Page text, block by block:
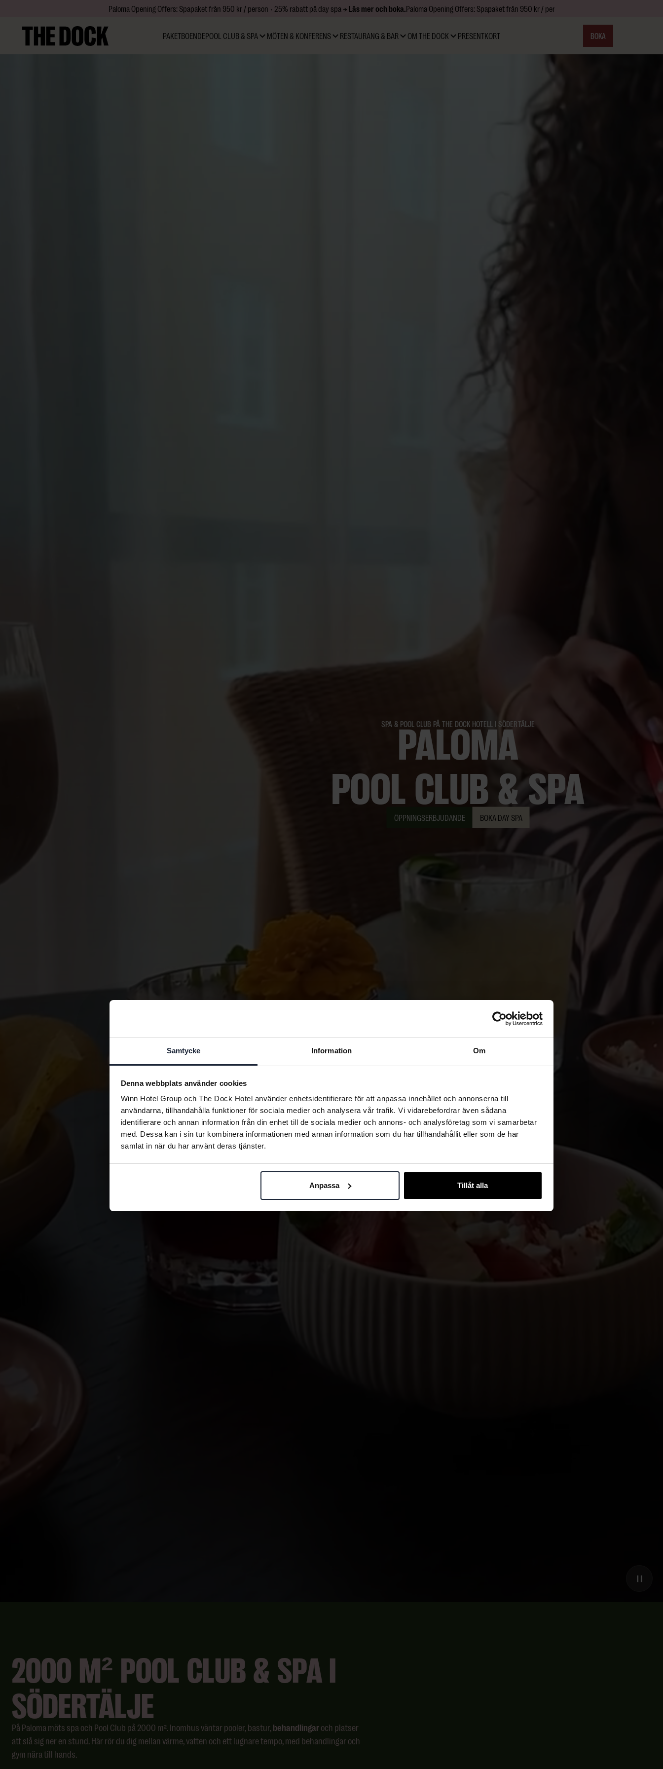
Samtycke Information Om
Denna webbplats använder cookies
Winn Hotel Group och The Dock Hotel använder enhetsidentifierare för att anpassa innehållet och annonserna till
användarna, tillhandahålla funktioner för sociala medier och analysera vår trafik. Vi vidarebefordrar även sådana
identifierare och annan information från din enhet till de sociala medier och annons- och analysföretag som vi samarbetar
med. Dessa kan i sin tur kombinera informationen med annan information som du har tillhandahållit eller som de har
samlat in när du har använt deras tjänster.
Anpassa Tillåt alla
Paloma Opening Offers: Spapaket från 950 kr / person • 25% rabatt på day spa → Läs mer och boka.Paloma Opening Offers: Spapaket från 950 kr / person • 25% rabatt på day spa →
PAKETBOENDEPOOL CLUB & SPA MÖTEN & KONFERENS RESTAURANG & BAR OM THE DOCK PRESENTKORT BOKA
PALOMA
POOL CLUB & SPA
SPA & POOL CLUB PÅ THE DOCK HOTELL I SÖDERTÄLJE
ÖPPNINGSERBJUDANDE BOKA DAY SPA
2000 M² POOL CLUB & SPA I
SÖDERTÄLJE
På Paloma möts spa och Pool Club på 2000 m². Inomhus väntar pooler, bastur, behandlingaroch platser
att slå sig ner en stund. Här rör du dig mellan värme, vatten och ett lugnare tempo, med behandlingar och
gym nära till hands.